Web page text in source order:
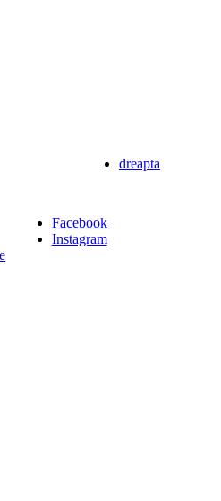
dreapta
Facebook
Instagram